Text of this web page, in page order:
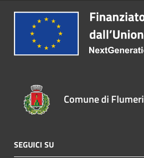
Comune di Flumeri
SEGUICI SU